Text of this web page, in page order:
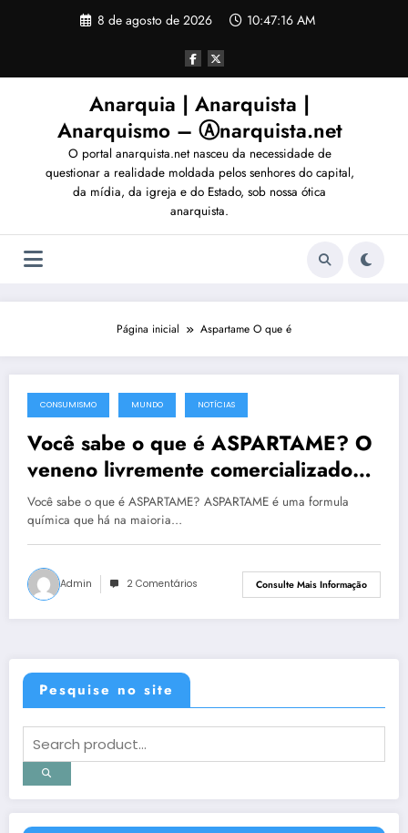
8 de agosto de 2026 10:47:18 AM
Anarquia | Anarquista |
Anarquismo – Ⓐnarquista.net
O portal anarquista.net nasceu da necessidade de
questionar a realidade moldada pelos senhores do capital,
da mídia, da igreja e do Estado, sob nossa ótica
anarquista.
Página inicial Aspartame O que é
6 de novembro de 2013
CONSUMISMO MUNDO NOTÍCIAS
Você sabe o que é ASPARTAME? O
veneno livremente comercializado
em todo mundo
Você sabe o que é ASPARTAME? ASPARTAME é uma formula
química que há na maioria…
Admin 2 Comentários Consulte Mais Informação
Pesquise no site